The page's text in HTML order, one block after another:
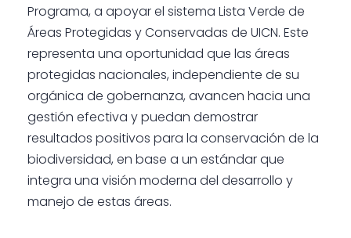
Programa, a apoyar el sistema Lista Verde de
Áreas Protegidas y Conservadas de UICN. Este
representa una oportunidad que las áreas
protegidas nacionales, independiente de su
orgánica de gobernanza, avancen hacia una
gestión efectiva y puedan demostrar
resultados positivos para la conservación de la
biodiversidad, en base a un estándar que
integra una visión moderna del desarrollo y
manejo de estas áreas.